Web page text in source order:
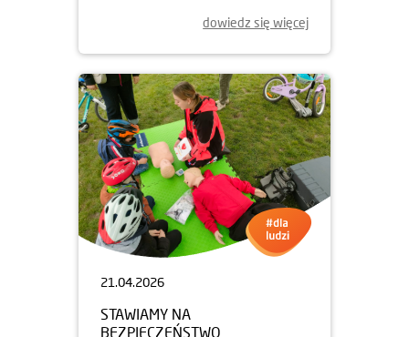
dowiedz się więcej
21.04.2026
STAWIAMY NA
BEZPIECZEŃSTWO